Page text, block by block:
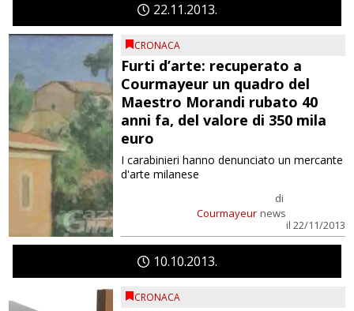
22 11 2013
CRONACA
Furti d’arte: recuperato a
Courmayeur un quadro del
Maestro Morandi rubato 40
anni fa, del valore di 350 mila
euro
Courmayeur
di
news
il 22/11/2013
I carabinieri hanno denunciato un mercante
d'arte milanese
10 10 2013
CRONACA